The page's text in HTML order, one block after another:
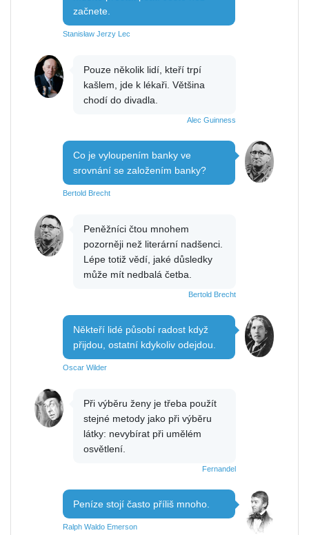
začnete.
Stanisław Jerzy Lec
Pouze několik lidí, kteří trpí
kašlem, jde k lékaři. Většina
chodí do divadla.
Alec Guinness
Co je vyloupením banky ve
srovnání se založením banky?
Bertold Brecht
Peněžníci čtou mnohem
pozorněji než literární nadšenci.
Lépe totiž vědí, jaké důsledky
může mít nedbalá četba.
Bertold Brecht
Někteří lidé působí radost když
přijdou, ostatní kdykoliv odejdou.
Oscar Wilder
Při výběru ženy je třeba použít
stejné metody jako při výběru
látky: nevybírat při umělém
osvětlení.
Fernandel
Peníze stojí často příliš mnoho.
Ralph Waldo Emerson